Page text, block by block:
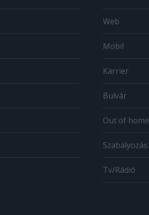
Web
Mobil
Karrier
Bulvár
Out of home
Szabályozás
Tv/Rádió